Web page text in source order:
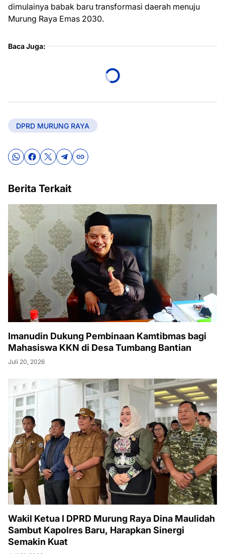
dimulainya babak baru transformasi daerah menuju
Murung Raya Emas 2030.
Baca Juga:
DPRD MURUNG RAYA
Berita Terkait
Imanudin Dukung Pembinaan Kamtibmas bagi
Mahasiswa KKN di Desa Tumbang Bantian
Juli 20, 2026
Wakil Ketua I DPRD Murung Raya Dina Maulidah
Sambut Kapolres Baru, Harapkan Sinergi
Semakin Kuat